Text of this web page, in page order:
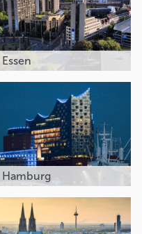
Essen
Hamburg